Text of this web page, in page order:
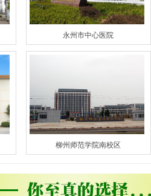
永州市中心医院
柳州师范学院南校区